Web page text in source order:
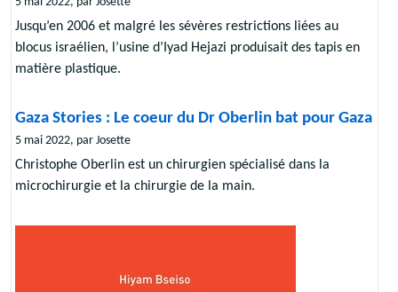
Jusqu’en 2006 et malgré les sévères restrictions liées au
blocus israélien, l’usine d’Iyad Hejazi produisait des tapis en
matière plastique.
Gaza Stories : Le coeur du Dr Oberlin bat pour Gaza
5 mai 2022, par Josette
Christophe Oberlin est un chirurgien spécialisé dans la
microchirurgie et la chirurgie de la main.